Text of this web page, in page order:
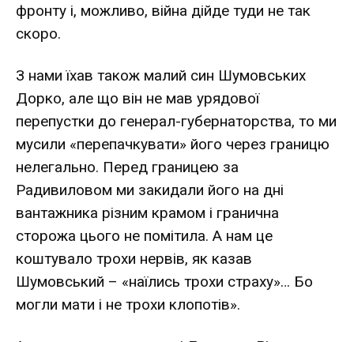
фронту і, можливо, війна дійде туди не так
скоро.
З нами їхав також малий син Шумовських
Дорко, але що він не мав урядової
перепустки до генерал-губернаторства, то ми
мусили «перепачкувати» його через границю
нелегально. Перед границею за
Радивиловом ми закидали його на дні
вантажника різним крамом і гранична
сторожа цього не помітила. А нам це
коштувало трохи нервів, як казав
Шумовський – «наїлись трохи страху»… Бо
могли мати і не трохи клопотів».